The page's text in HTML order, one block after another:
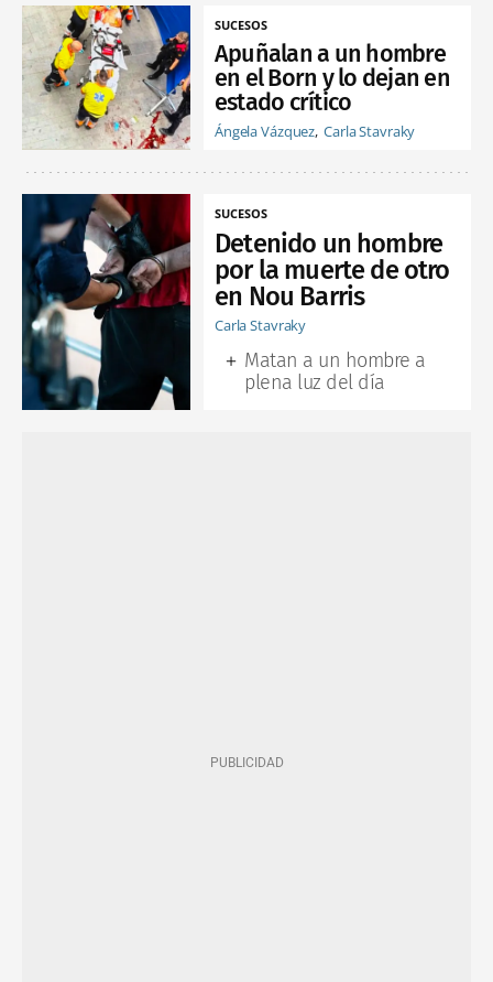
SUCESOS
Apuñalan a un hombre
en el Born y lo dejan en
estado crítico
Ángela Vázquez Carla Stavraky
SUCESOS
Detenido un hombre
por la muerte de otro
en Nou Barris
Carla Stavraky
Matan a un hombre a
plena luz del día